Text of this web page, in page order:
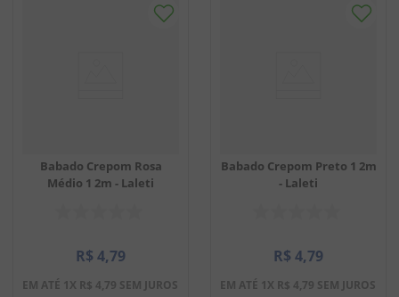
Babado Crepom Rosa
Médio 1 2m - Laleti
R$ 4,79
EM ATÉ 1X R$ 4,79 SEM JUROS
Babado Crepom Preto 1 2m
- Laleti
R$ 4,79
EM ATÉ 1X R$ 4,79 SEM JUROS